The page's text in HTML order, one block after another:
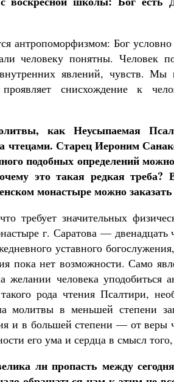
антропоморфизмом: Бог условно
человеку понятны. Человек
явлений, чувств. Мы
снисхождение к
как Неусыпаемая
чтецами. Старец Иероним
подобных определений
это такая редкая треба?
монастыре можно
требует значительных
г. Саратова — двенадцать
уставного
пока нет возможности. Само
желании человека уподобиться
рода чтения Псалтири,
молитвы в меньшей степени
и в большей степени — от веры
его ума и сердца в смысл того,
ли пропасть между